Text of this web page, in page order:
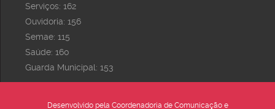
Serviços: 162
Ouvidoria: 156
Semae: 115
Saúde: 160
Guarda Municipal: 153
Desenvolvido pela Coordenadoria de Comunicação e